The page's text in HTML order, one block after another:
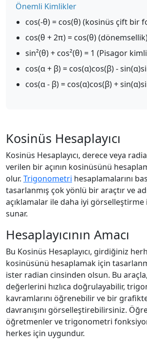
Önemli Kimlikler
cos(-θ) = cos(θ) (kosinüs çift bir
cos(θ + 2π) = cos(θ)
sin²(θ) + cos²(θ) = 1 (Pisagor
cos(α + β) = cos(α)cos(β) -
cos(α - β) = cos(α)cos(β) +
Kosinüs Hesaplayıcı
Kosinüs Hesaplayıcı, derece veya
verilen bir açının kosinüsünü
olur. Trigonometri hesaplamalarını
tasarlanmış çok yönlü bir araçtır ve
açıklamalar ile daha iyi
sunar.
Hesaplayıcının Amacı
Bu Kosinüs Hesaplayıcı, girdiğiniz
kosinüsünü hesaplamak için
ister radian cinsinden olsun. Bu
değerlerini hızlıca doğrulayabilir,
kavramlarını öğrenebilir ve bir
davranışını görselleştirebilirsiniz.
öğretmenler ve trigonometri
herkes için uygundur.